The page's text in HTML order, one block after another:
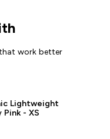
work better
Lightweight
Pink - XS